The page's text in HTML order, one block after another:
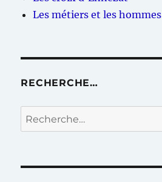
Les métiers et les hommes
RECHERCHE…
Recherche
pour :